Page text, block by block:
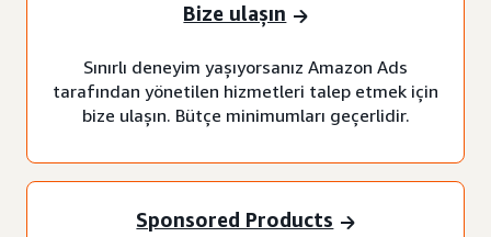
Bize ulaşın
Sınırlı deneyim yaşıyorsanız Amazon Ads
tarafından yönetilen hizmetleri talep etmek için
bize ulaşın. Bütçe minimumları geçerlidir.
Sponsored Products